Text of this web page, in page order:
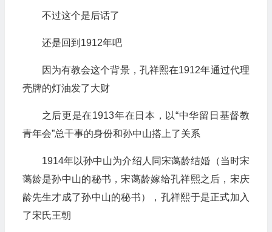
不过这个是后话了
还是回到1912年吧
因为有教会这个背景，孔祥熙在1912年通过代理
壳牌的灯油发了大财
之后更是在1913年在日本，以“中华留日基督教
青年会”总干事的身份和孙中山搭上了关系
1914年以孙中山为介绍人同宋蔼龄结婚（当时宋
蔼龄是孙中山的秘书，宋蔼龄嫁给孔祥熙之后，宋庆
龄先生才成了孙中山的秘书），孔祥熙于是正式加入
了宋氏王朝